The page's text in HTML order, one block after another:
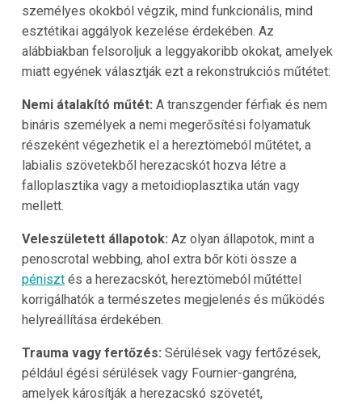
személyes okokból végzik, mind funkcionális, mind
esztétikai aggályok kezelése érdekében. Az
alábbiakban felsoroljuk a leggyakoribb okokat, amelyek
miatt egyének választják ezt a rekonstrukciós műtétet:
Nemi átalakító műtét: A transzgender férfiak és nem
bináris személyek a nemi megerősítési folyamatuk
részeként végezhetik el a hereztömeból műtétet, a
labialis szövetekből herezacskót hozva létre a
falloplasztika vagy a metoidioplasztika után vagy
mellett.
Veleszületett állapotok: Az olyan állapotok, mint a
penoscrotal webbing, ahol extra bőr köti össze a
pénisztés a herezacskót, hereztömeból műtéttel
korrigálhatók a természetes megjelenés és működés
helyreállítása érdekében.
Trauma vagy fertőzés: Sérülések vagy fertőzések,
például égési sérülések vagy Fournier-gangréna,
amelyek károsítják a herezacskó szövetét,